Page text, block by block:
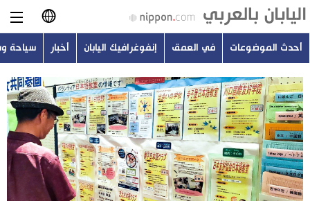
日本語
English
简体字
繁體字
Français
أحدث الموضوعات
في العمق
أحدث الموضوعات في العمق إنفوغرافيك اليابان أخبار سياحة